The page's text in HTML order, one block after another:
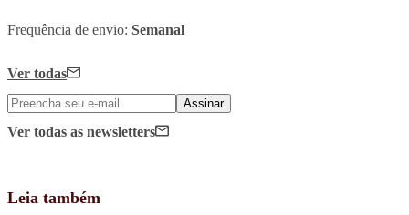
Frequência de envio: Semanal
Ver todas
Assinar
Ver todas as newsletters
Leia também